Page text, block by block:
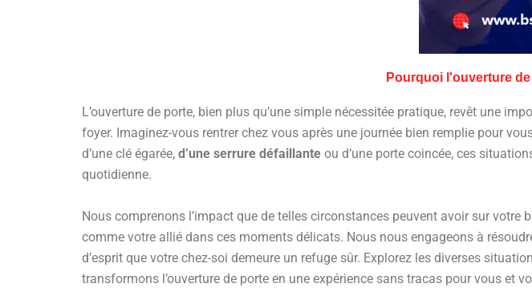
Pourquoi l'ouverture
L’ouverture de porte, bien plus qu’une simple nécessitée pratique, revêt une
foyer. Imaginez-vous rentrer chez vous après une journée bien remplie pour
d’une clé égarée, d’une serrure défaillante ou d’une porte coincée, ces
quotidienne.
Nous comprenons l’impact que de telles circonstances peuvent avoir sur votre
comme votre allié dans ces moments délicats. Nous nous engageons à
d’esprit que votre chez-soi demeure un refuge sûr. Explorez les diverses
transformons l’ouverture de porte en une expérience sans tracas pour vous et